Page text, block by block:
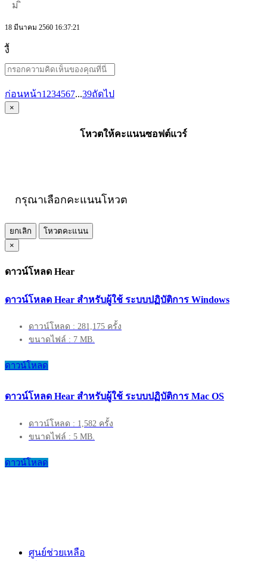
ม ิ
18 มีนาคม 2560 16:37:21
งื้
ก่อนหน้า1 234567...39ถัดไป
×
โหวตให้คะแนนซอฟต์แวร์
กรุณาเลือกคะแนนโหวต
ยกเลิก
โหวตคะแนน
×
ดาวน์โหลด Hear
ดาวน์โหลด Hear สำหรับผู้ใช้ ระบบปฏิบัติการ Windows
ดาวน์โหลด : 281,175 ครั้ง
ขนาดไฟล์ : 7 MB.
ดาวน์โหลด
ดาวน์โหลด Hear สำหรับผู้ใช้ ระบบปฏิบัติการ Mac OS
ดาวน์โหลด : 1,582 ครั้ง
ขนาดไฟล์ : 5 MB.
ดาวน์โหลด
ศูนย์ช่วยเหลือ